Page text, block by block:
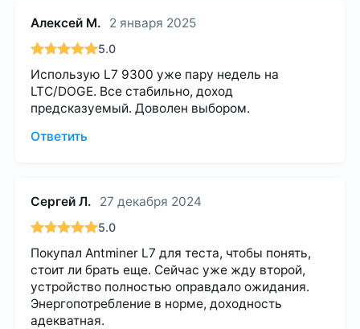
Алексей М. 2 января 2025
5.0
Использую L7 9300 уже пару недель на
LTC/DOGE. Все стабильно, доход
предсказуемый. Доволен выбором.
Ответить
Сергей Л. 27 декабря 2024
5.0
Покупал Antminer L7 для теста, чтобы понять,
стоит ли брать еще. Сейчас уже жду второй,
устройство полностью оправдало ожидания.
Энергопотребление в норме, доходность
адекватная.